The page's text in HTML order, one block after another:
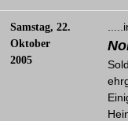
Samstag, 22.
Oktober
2005